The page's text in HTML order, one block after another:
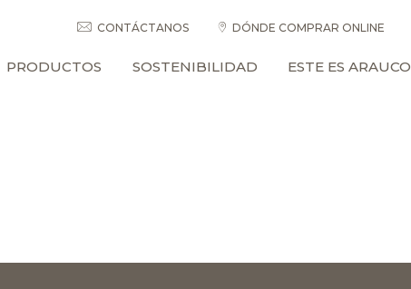
CONTÁCTANOS DÓNDE COMPRAR ONLINE
PRODUCTOS SOSTENIBILIDAD ESTE ES ARAUCO